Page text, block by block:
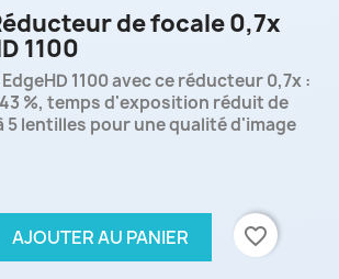
de focale 0,7x
1100
1100 avec ce réducteur 0,7x :
%, temps d'exposition réduit de
5 lentilles pour une qualité d'image
AJOUTER AU PANIER favorite_border